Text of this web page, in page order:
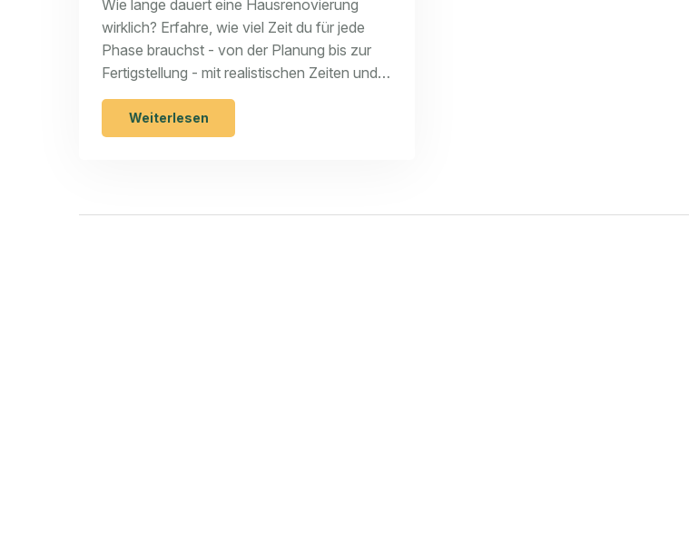
Phase
Wie lange dauert eine Hausrenovierung
wirklich? Erfahre, wie viel Zeit du für jede
Phase brauchst - von der Planung bis zur
Fertigstellung - mit realistischen Zeiten und
praktischen Tipps für eine erfolgreiche
Sanierung.
Weiterlesen